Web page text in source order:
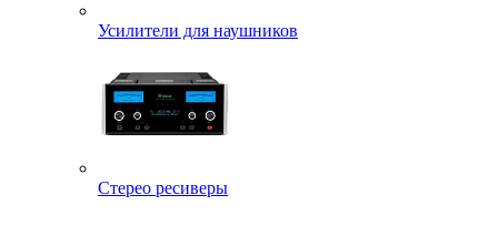
Усилители для наушников
Стерео ресиверы